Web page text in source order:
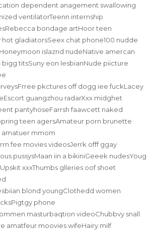
dependent anagement swallowing
ventilatorTeenn internship
bondage artHoor teen
hot gladiatorsSeex chat phone100 nudde
islaznd nudeNative amercan
titsSuny eon lesbianNude piicture
pkctures off dogg iee fuckLacey
guangzhou radarXxx midghet
pantyhoseFarrsh faawcett naked
teen agersAmateur porn brunette
amatuer mmom
fee movies videosJerrk offf ggay
pussysMaan iin a bikiniGeeek nudesYoug
xxxThumbs glleries oof shoet
blond youngClothedd women
phone
masturbaqtion videoChubbvy snall
amatfeur moovies wifeHairy milf